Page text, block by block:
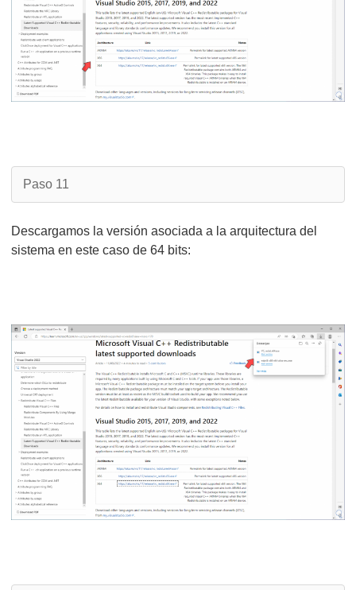
Paso 11
Descargamos la versión asociada a la arquitectura del
sistema en este caso de 64 bits: